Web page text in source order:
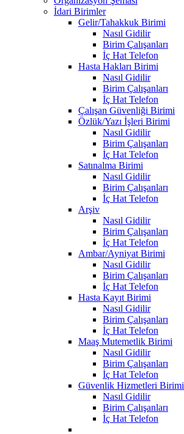
İdari Birimler
Gelir/Tahakkuk Birimi
Nasıl Gidilir
Birim Çalışanları
İç Hat Telefon
Hasta Hakları Birimi
Nasıl Gidilir
Birim Çalışanları
İç Hat Telefon
Çalışan Güvenliği Birimi
Özlük/Yazı İşleri Birimi
Nasıl Gidilir
Birim Çalışanları
İç Hat Telefon
Satınalma Birimi
Nasıl Gidilir
Birim Çalışanları
İç Hat Telefon
Arşiv
Nasıl Gidilir
Birim Çalışanları
İç Hat Telefon
Ambar/Ayniyat Birimi
Nasıl Gidilir
Birim Çalışanları
İç Hat Telefon
Hasta Kayıt Birimi
Nasıl Gidilir
Birim Çalışanları
İç Hat Telefon
Maaş Mutemetlik Birimi
Nasıl Gidilir
Birim Çalışanları
İç Hat Telefon
Güvenlik Hizmetleri Birimi
Nasıl Gidilir
Birim Çalışanları
İç Hat Telefon